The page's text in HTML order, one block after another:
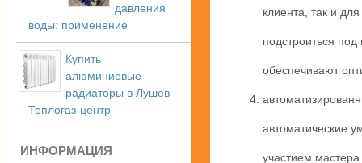
давления
воды: применение
Купить
алюминиевые
радиаторы в Лушев
Теплогаз-центр
ИНФОРМАЦИЯ
клиента, так и
подстроиться
обеспечивают
автоматические
участием